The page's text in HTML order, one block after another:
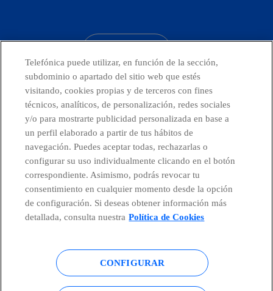
Países y Unidades emergentes
Canal de Denuncias
Centro Global Transparencia
Política de cookies Aviso legal
Telefónica puede utilizar, en función de la sección,
subdominio o apartado del sitio web que estés
visitando, cookies propias y de terceros con fines
técnicos, analíticos, de personalización, redes sociales
y/o para mostrarte publicidad personalizada en base a
un perfil elaborado a partir de tus hábitos de
navegación. Puedes aceptar todas, rechazarlas o
configurar su uso individualmente clicando en el botón
correspondiente. Asimismo, podrás revocar tu
consentimiento en cualquier momento desde la opción
de configuración. Si deseas obtener información más
detallada, consulta nuestra Política de Cookies
CONFIGURAR